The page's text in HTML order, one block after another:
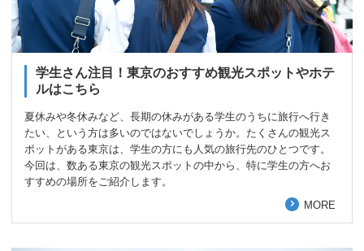
学生さん注目！東京のおすすめ観光スポットやホテ
ルはこちら
夏休みや冬休みなど、長期の休みがある学生のうちに旅行へ行き
たい、という方は多いのではないでしょうか。たくさんの観光ス
ポットがある東京は、学生の方にも人気の旅行先のひとつです。
今回は、数ある東京の観光スポットの中から、特に学生の方へお
すすめの場所をご紹介します。
MORE